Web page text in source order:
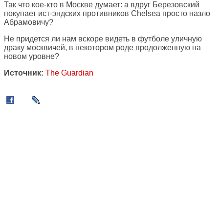
Так что кое-кто в Москве думает: а вдруг Березовский
покупает ист-эндских противников Chelsea просто назло
Абрамовичу?
Не придется ли нам вскоре видеть в футболе уличную
драку москвичей, в некотором роде продолженную на
новом уровне?
Источник: The Guardian